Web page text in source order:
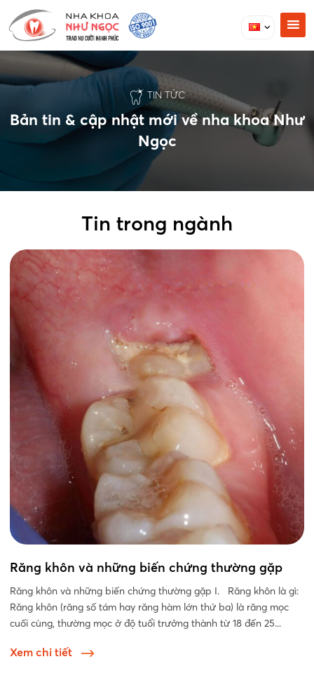
TIN TỨC
Bản tin & cập nhật mới về nha khoa Như
Ngọc
Tin trong ngành
Răng khôn và những biến chứng thường gặp
Răng khôn và những biến chứng thường gặp I. Răng khôn là gì:
Răng khôn (răng số tám hay răng hàm lớn thứ ba) là răng mọc
cuối cùng, thường mọc ở độ tuổi trưởng thành từ 18 đến 25...
Xem chi tiết